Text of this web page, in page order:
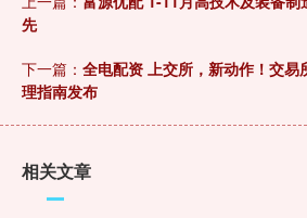
先
下一篇： 全电配资 上交所，新动作！交易
理指南发布
相关文章